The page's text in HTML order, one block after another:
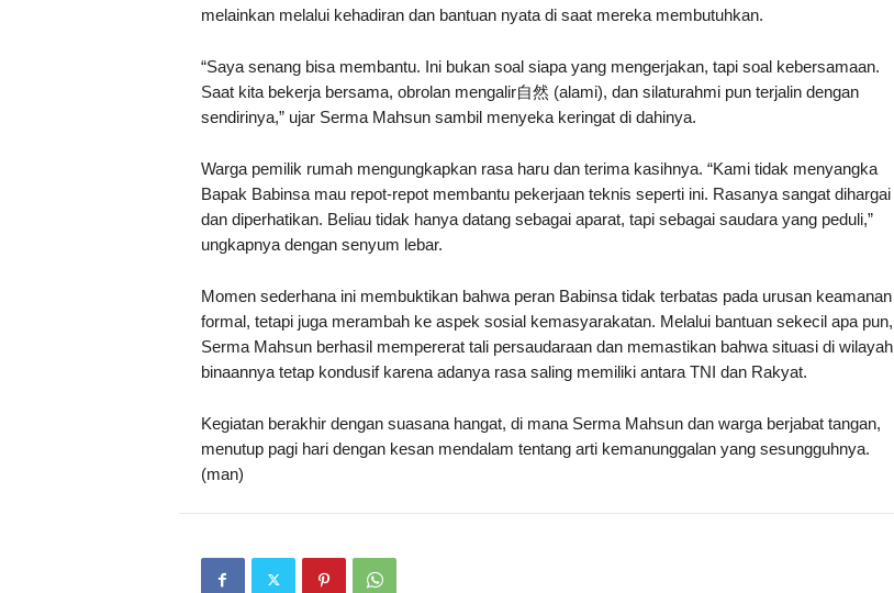
melainkan melalui kehadiran dan bantuan nyata di saat mereka membutuhkan.
“Saya senang bisa membantu. Ini bukan soal siapa yang mengerjakan, tapi soal kebersamaan.
Saat kita bekerja bersama, obrolan mengalir自然 (alami), dan silaturahmi pun terjalin dengan
sendirinya,” ujar Serma Mahsun sambil menyeka keringat di dahinya.
Warga pemilik rumah mengungkapkan rasa haru dan terima kasihnya. “Kami tidak menyangka
Bapak Babinsa mau repot-repot membantu pekerjaan teknis seperti ini. Rasanya sangat dihargai
dan diperhatikan. Beliau tidak hanya datang sebagai aparat, tapi sebagai saudara yang peduli,”
ungkapnya dengan senyum lebar.
Momen sederhana ini membuktikan bahwa peran Babinsa tidak terbatas pada urusan keamanan
formal, tetapi juga merambah ke aspek sosial kemasyarakatan. Melalui bantuan sekecil apa pun,
Serma Mahsun berhasil mempererat tali persaudaraan dan memastikan bahwa situasi di wilayah
binaannya tetap kondusif karena adanya rasa saling memiliki antara TNI dan Rakyat.
Kegiatan berakhir dengan suasana hangat, di mana Serma Mahsun dan warga berjabat tangan,
menutup pagi hari dengan kesan mendalam tentang arti kemanunggalan yang sesungguhnya.
(man)